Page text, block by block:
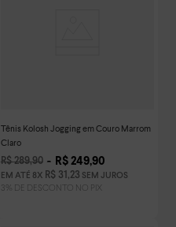
Tênis Kolosh Jogging em Couro Marrom
Claro
R$ 289,90 R$ 249,90
EM ATÉ 8 X R$ 31 ,23 SEM JUROS